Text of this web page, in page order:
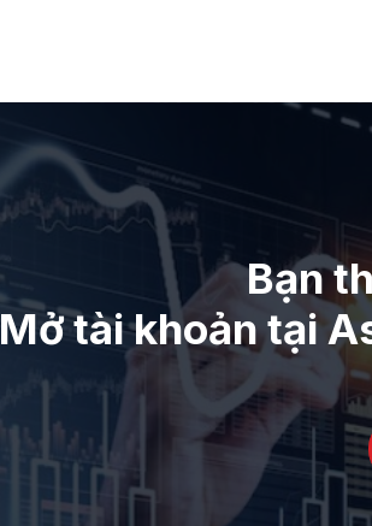
Bạn
Mở tài khoản tại